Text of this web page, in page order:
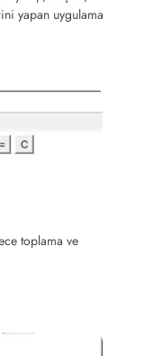
yapan uygulama
toplama ve